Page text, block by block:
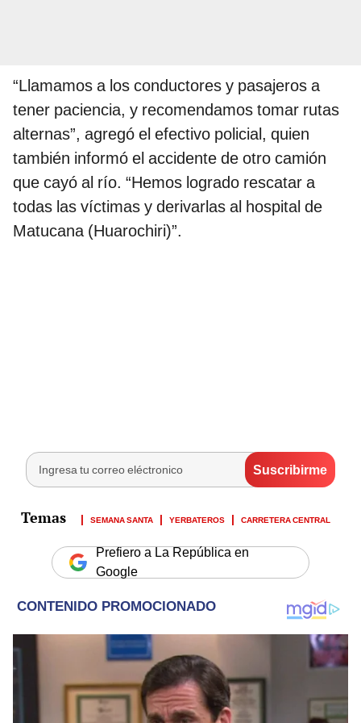
“Llamamos a los conductores y pasajeros a
tener paciencia, y recomendamos tomar rutas
alternas”, agregó el efectivo policial, quien
también informó el accidente de otro camión
que cayó al río. “Hemos logrado rescatar a
todas las víctimas y derivarlas al hospital de
Matucana (Huarochiri)”.
SEMANA SANTA YERBATEROS CARRETERA CENTRAL
Prefiero a La República en
Google